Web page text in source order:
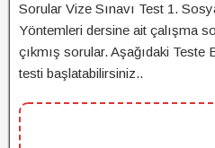
Sorular Vize Sınavı Test 1.
Yöntemleri dersine ait çalışma
çıkmış sorular. Aşağıdaki Teste
testi başlatabilirsiniz..